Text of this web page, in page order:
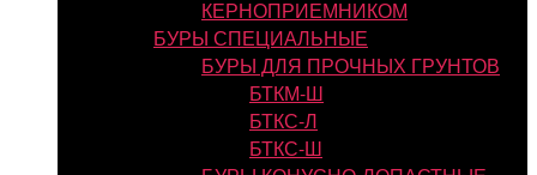
КЕРНОПРИЕМНИКОМ
БУРЫ СПЕЦИАЛЬНЫЕ
БУРЫ ДЛЯ ПРОЧНЫХ ГРУНТОВ
БТКМ-Ш
БТКС-Л
БТКС-Ш